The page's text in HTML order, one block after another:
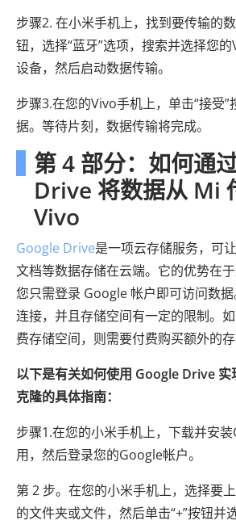
步骤2. 在小米手机上，找到要传输的
钮，选择“蓝牙”选项，搜索并选择您
设备，然后启动数据传输。
步骤3.在您的Vivo手机上，单击“接受
据。等待片刻，数据传输将完成。
第 4 部分：如何通
Drive 将数据从 Mi
Vivo
Google Drive是一项云存储服务，可
文档等数据存储在云端。它的优势在于
您只需登录 Google 帐户即可访问数
连接，并且存储空间有一定的限制。
费存储空间，则需要付费购买额外的存
以下是有关如何使用 Google Drive
克隆的具体指南：
步骤1.在您的小米手机上，下载并安
用，然后登录您的Google帐户。
第 2 步。在您的小米手机上，选择要
的文件夹或文件，然后单击“+”按钮并